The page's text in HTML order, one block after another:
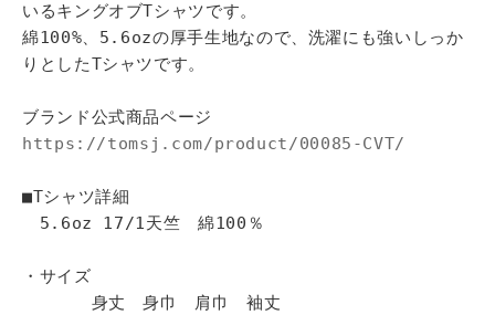
いるキングオブTシャツです。
綿100%、5.6ozの厚手生地なので、洗濯にも強いしっか
りとしたTシャツです。
ブランド公式商品ページ
https://tomsj.com/product/00085-CVT/
■Tシャツ詳細
5.6oz 17/1天竺 綿100％
・サイズ
身丈 身巾 肩巾 袖丈